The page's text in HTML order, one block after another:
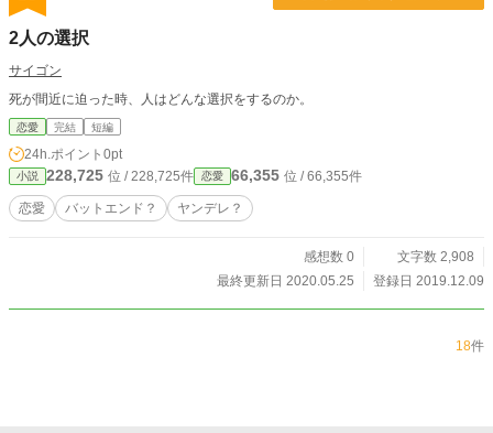
2人の選択
サイゴン
死が間近に迫った時、人はどんな選択をするのか。
恋愛 完結 短編
24h.ポイント 0pt
小説 228,725 位 / 228,725件 恋愛 66,355 位 / 66,355件
恋愛 バットエンド？ ヤンデレ？
感想数 0
文字数 2,908
最終更新日 2020.05.25
登録日 2019.12.09
18件